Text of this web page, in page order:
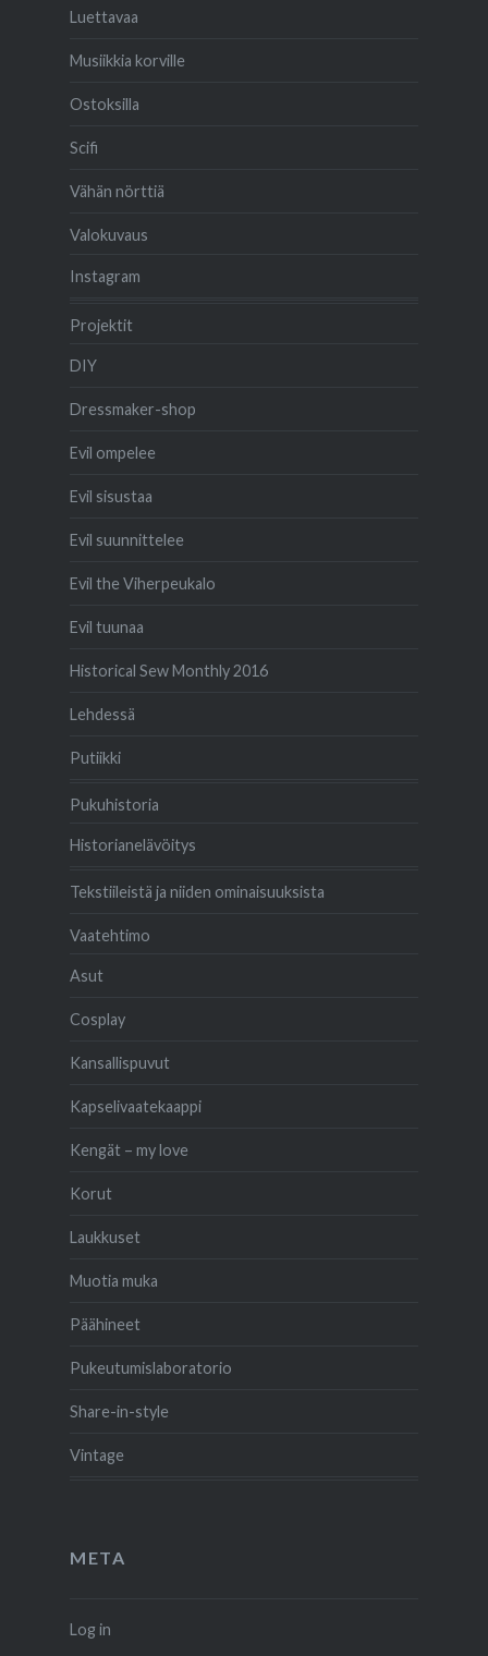
Luettavaa
Musiikkia korville
Ostoksilla
Scifi
Vähän nörttiä
Valokuvaus
Instagram
Projektit
DIY
Dressmaker-shop
Evil ompelee
Evil sisustaa
Evil suunnittelee
Evil the Viherpeukalo
Evil tuunaa
Historical Sew Monthly 2016
Lehdessä
Putiikki
Pukuhistoria
Historianelävöitys
Tekstiileistä ja niiden ominaisuuksista
Vaatehtimo
Asut
Cosplay
Kansallispuvut
Kapselivaatekaappi
Kengät – my love
Korut
Laukkuset
Muotia muka
Päähineet
Pukeutumislaboratorio
Share-in-style
Vintage
META
Log in